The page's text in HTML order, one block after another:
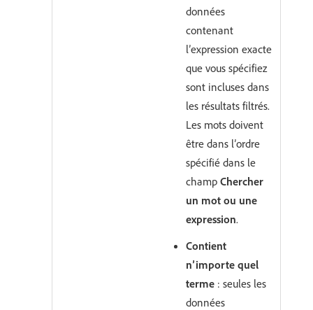
données
contenant
l’expression exacte
que vous spécifiez
sont incluses dans
les résultats filtrés.
Les mots doivent
être dans l’ordre
spécifié dans le
champ Chercher
un mot ou une
expression.
Contient
n’importe quel
terme : seules les
données